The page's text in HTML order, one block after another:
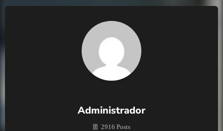
Administrador
2916 Posts